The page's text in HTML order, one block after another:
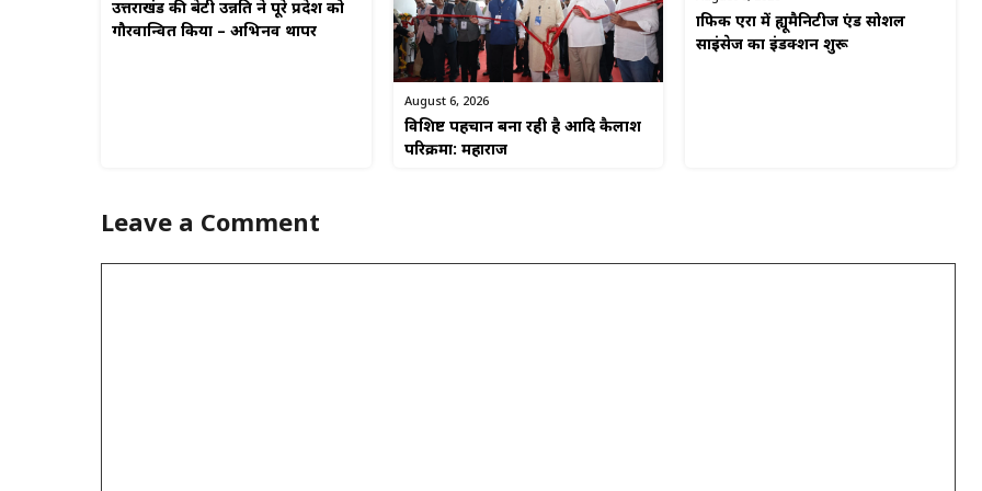
उत्तराखंड की बेटी उन्नति ने पूरे प्रदेश को
गौरवान्वित किया – अभिनव थापर
August 6, 2026
विशिष्ट पहचान बना रही है आदि कैलाश
परिक्रमा: महाराज
ग्राफिक एरा में ह्यूमैनिटीज एंड सोशल
साइंसेज का इंडक्शन शुरू
Leave a Comment